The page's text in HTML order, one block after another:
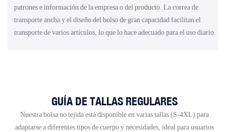
patrones e información de la empresa o del producto. La correa de
transporte ancha y el diseño del bolso de gran capacidad facilitan el
transporte de varios artículos, lo que lo hace adecuado para el uso diario.
GUÍA DE TALLAS REGULARES
Nuestra bolsa no tejida está disponible en varias tallas (S-4XL) para
adaptarse a diferentes tipos de cuerpo y necesidades, ideal para usuarios